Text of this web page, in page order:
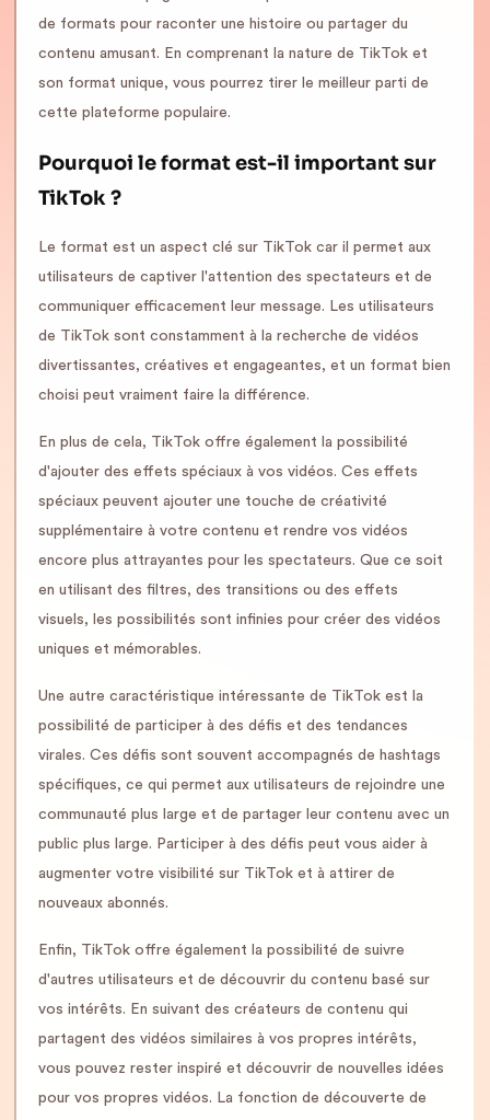
de formats pour raconter une histoire ou partager du
contenu amusant. En comprenant la nature de TikTok et
son format unique, vous pourrez tirer le meilleur parti de
cette plateforme populaire.
Pourquoi le format est-il important sur
TikTok ?
Le format est un aspect clé sur TikTok car il permet aux
utilisateurs de captiver l'attention des spectateurs et de
communiquer efficacement leur message. Les utilisateurs
de TikTok sont constamment à la recherche de vidéos
divertissantes, créatives et engageantes, et un format bien
choisi peut vraiment faire la différence.
En plus de cela, TikTok offre également la possibilité
d'ajouter des effets spéciaux à vos vidéos. Ces effets
spéciaux peuvent ajouter une touche de créativité
supplémentaire à votre contenu et rendre vos vidéos
encore plus attrayantes pour les spectateurs. Que ce soit
en utilisant des filtres, des transitions ou des effets
visuels, les possibilités sont infinies pour créer des vidéos
uniques et mémorables.
Une autre caractéristique intéressante de TikTok est la
possibilité de participer à des défis et des tendances
virales. Ces défis sont souvent accompagnés de hashtags
spécifiques, ce qui permet aux utilisateurs de rejoindre une
communauté plus large et de partager leur contenu avec un
public plus large. Participer à des défis peut vous aider à
augmenter votre visibilité sur TikTok et à attirer de
nouveaux abonnés.
Enfin, TikTok offre également la possibilité de suivre
d'autres utilisateurs et de découvrir du contenu basé sur
vos intérêts. En suivant des créateurs de contenu qui
partagent des vidéos similaires à vos propres intérêts,
vous pouvez rester inspiré et découvrir de nouvelles idées
pour vos propres vidéos. La fonction de découverte de